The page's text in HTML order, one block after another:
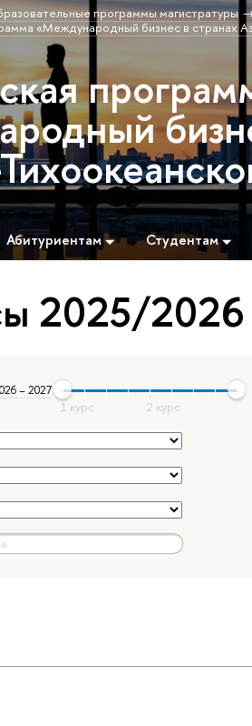
программы магистратуры
«Международный бизнес в странах
Абитуриентам Студентам
2025/2026
– 2027